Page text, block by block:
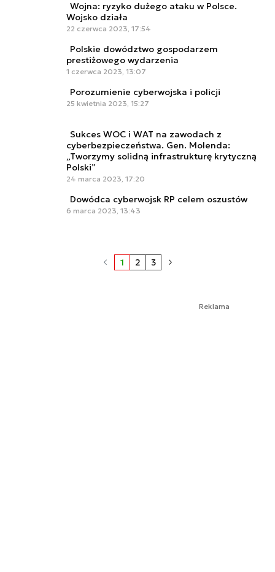
Wojna: ryzyko dużego ataku w Polsce.
Wojsko działa
22 czerwca 2023, 17:54
Polskie dowództwo gospodarzem
prestiżowego wydarzenia
1 czerwca 2023, 13:07
Porozumienie cyberwojska i policji
25 kwietnia 2023, 15:27
Sukces WOC i WAT na zawodach z
cyberbezpieczeństwa. Gen. Molenda:
„Tworzymy solidną infrastrukturę krytyczną
Polski”
24 marca 2023, 17:20
Dowódca cyberwojsk RP celem oszustów
6 marca 2023, 13:43
1 2 3
Reklama